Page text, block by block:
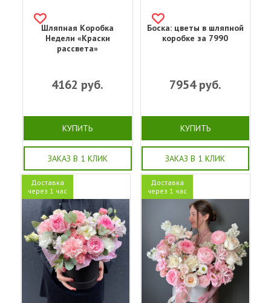
Шляпная Коробка
Недели «Краски
рассвета»
4162 руб.
КУПИТЬ
ЗАКАЗ В 1 КЛИК
Боска: цветы в шляпной
коробке за 7990
7954руб.
КУПИТЬ
ЗАКАЗ В 1 КЛИК
Доставка
через 1 час
Доставка
через 1 час